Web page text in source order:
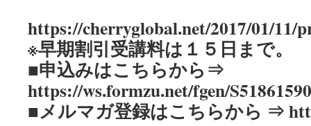
https://cherryglobal.net/2017/01/11/
※早期割引受講料は１５日まで。
■申込みはこちらから⇒
https://ws.formzu.net/fgen/
■メルマガ登録はこちらから ⇒